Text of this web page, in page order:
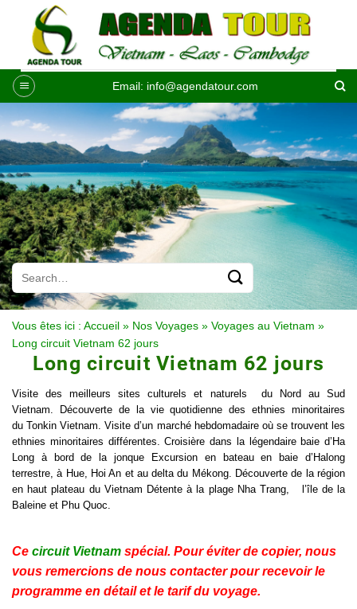
contenu
Email: info@agendatour.com
Vous êtes ici : Accueil » Nos Voyages » Voyages au Vietnam »
Long circuit Vietnam 62 jours
Long circuit Vietnam 62 jours
Visite des meilleurs sites culturels et naturels du Nord au Sud
Vietnam. Découverte de la vie quotidienne des ethnies minoritaires
du Tonkin Vietnam. Visite d’un marché hebdomadaire où se trouvent les
ethnies minoritaires différentes. Croisière dans la légendaire baie d’Ha
Long à bord de la jonque Excursion en bateau en baie d’Halong
terrestre, à Hue, Hoi An et au delta du Mékong. Découverte de la région
en haut plateau du Vietnam Détente à la plage Nha Trang, l’île de la
Baleine et Phu Quoc.
Ce circuit Vietnam spécial. Pour éviter de copier, nous
vous remercions de nous contacter pour recevoir le
programme en détail et le tarif du voyage.